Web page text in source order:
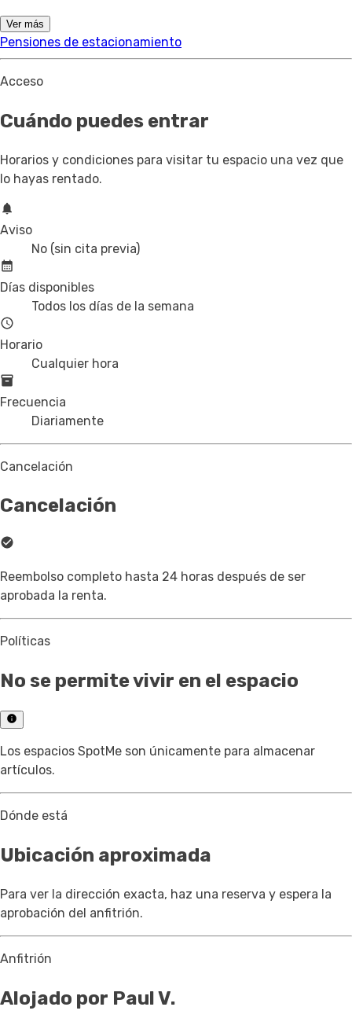
Ver más
Pensiones de estacionamiento
Acceso
Cuándo puedes entrar
Horarios y condiciones para visitar tu espacio una vez que
lo hayas rentado.
Aviso
No (sin cita previa)
Días disponibles
Todos los días de la semana
Horario
Cualquier hora
Frecuencia
Diariamente
Cancelación
Cancelación
Reembolso completo hasta 24 horas después de ser
aprobada la renta.
Políticas
No se permite vivir en el espacio
Los espacios SpotMe son únicamente para almacenar
artículos.
Dónde está
Ubicación aproximada
Para ver la dirección exacta, haz una reserva y espera la
aprobación del anfitrión.
Anfitrión
Alojado por Paul V.